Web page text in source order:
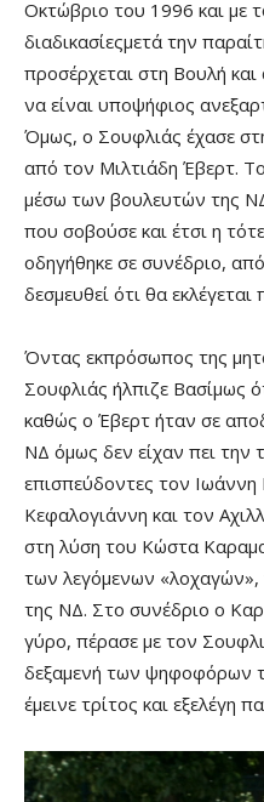
Οκτώβριο του 1996 και με
διαδικασίεςμετά την
προσέρχεται στη Βουλή
να είναι υποψήφιος
Όμως, ο Σουφλιάς έχασε
από τον Μιλτιάδη Έβερτ.
μέσω των βουλευτών της
που σοβούσε και έτσι η
οδηγήθηκε σε συνέδριο,
δεσμευθεί ότι θα
Όντας εκπρόσωπος της
Σουφλιάς ήλπιζε Βασίμως
καθώς ο Έβερτ ήταν σε
ΝΔ όμως δεν είχαν πει την
επισπεύδοντες τον Ιωάννη
Κεφαλογιάννη και τον
στη λύση του Κώστα
των λεγόμενων
της ΝΔ. Στο συνέδριο ο
γύρο, πέρασε με τον
δεξαμενή των ψηφοφόρων
έμεινε τρίτος και εξελέγη